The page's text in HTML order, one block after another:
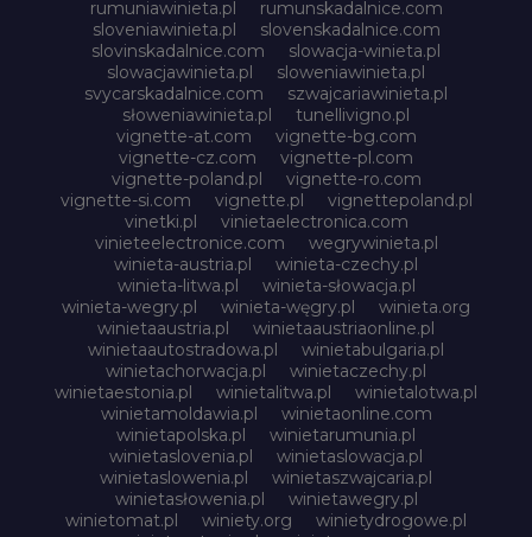
rumuniawinieta.pl
rumunskadalnice.com
sloveniawinieta.pl
slovenskadalnice.com
slovinskadalnice.com
slowacja-winieta.pl
slowacjawinieta.pl
sloweniawinieta.pl
svycarskadalnice.com
szwajcariawinieta.pl
słoweniawinieta.pl
tunellivigno.pl
vignette-at.com
vignette-bg.com
vignette-cz.com
vignette-pl.com
vignette-poland.pl
vignette-ro.com
vignette-si.com
vignette.pl
vignettepoland.pl
vinetki.pl
vinietaelectronica.com
vinieteelectronice.com
wegrywinieta.pl
winieta-austria.pl
winieta-czechy.pl
winieta-litwa.pl
winieta-słowacja.pl
winieta-wegry.pl
winieta-węgry.pl
winieta.org
winietaaustria.pl
winietaaustriaonline.pl
winietaautostradowa.pl
winietabulgaria.pl
winietachorwacja.pl
winietaczechy.pl
winietaestonia.pl
winietalitwa.pl
winietalotwa.pl
winietamoldawia.pl
winietaonline.com
winietapolska.pl
winietarumunia.pl
winietaslovenia.pl
winietaslowacja.pl
winietaslowenia.pl
winietaszwajcaria.pl
winietasłowenia.pl
winietawegry.pl
winietomat.pl
winiety.org
winietydrogowe.pl